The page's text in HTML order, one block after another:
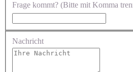
Frage kommt? (Bitte mit Komma
Nachricht